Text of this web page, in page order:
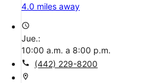
4.0 miles away
access_time
Jue.:
10:00 a.m. a 8:00 p.m.
call (442) 229-8200
location_on